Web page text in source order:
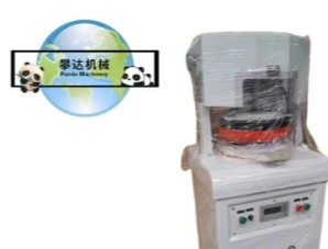
ΠΡΟΪΌΝΤΑ
ΠΕΡΊΠΟΥ
ΕΜΕΊΣ
ΕΡΓΟΣΤΑΣΊΩΝ